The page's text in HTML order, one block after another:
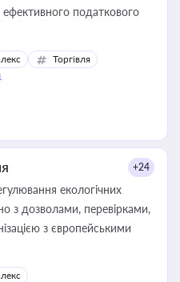
податкового
Торгівля
+24
екологічних
з дозволами, перевірками,
з європейськими